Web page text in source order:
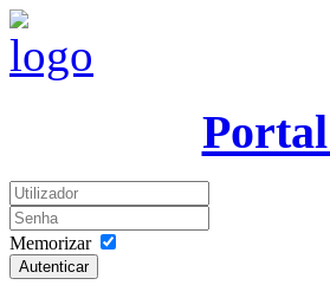
Memorizar
Autenticar